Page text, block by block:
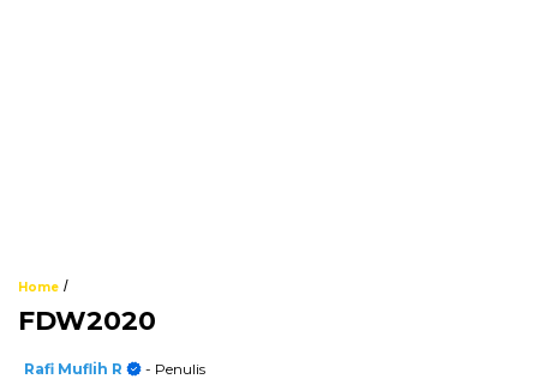
Home /
FDW2020
Rafi Muflih R
- Penulis